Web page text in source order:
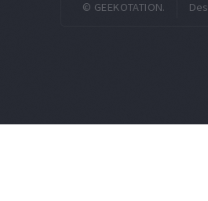
© GEEKOTATION.